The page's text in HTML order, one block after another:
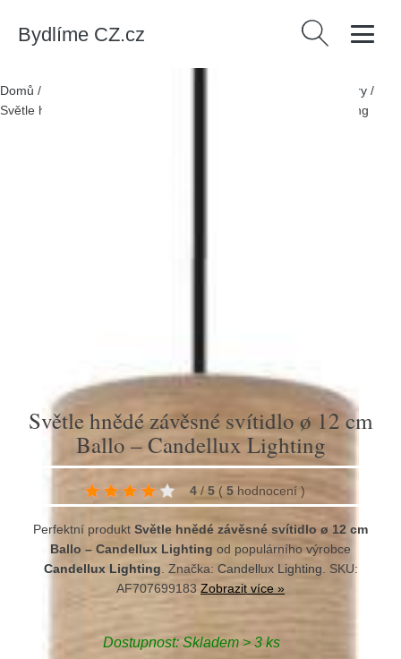
Bydlíme CZ.cz Vyhledávání
Domů / > Svítidla > Stropní a závěsná svítidla > Lustry /
Světle hnědé závěsné svítidlo ø 12 cm Ballo – Candellux Lighting
Světle hnědé závěsné svítidlo ø 12 cm
Ballo – Candellux Lighting
4 / 5 ( 5 hodnocení )
Perfektní produkt Světle hnědé závěsné svítidlo ø 12 cm
Ballo – Candellux Lighting od populárního výrobce
Candellux Lighting . Značka: Candellux Lighting . SKU:
AF707699183 Zobrazit více »
Dostupnost: Skladem > 3 ks